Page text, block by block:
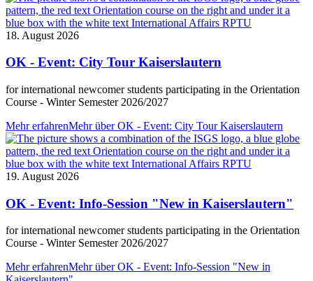
18. August 2026
OK - Event: City Tour Kaiserslautern
for international newcomer students participating in the Orientation
Course - Winter Semester 2026/2027
Mehr erfahrenMehr über OK - Event: City Tour Kaiserslautern
19. August 2026
OK - Event: Info-Session "New in Kaiserslautern"
for international newcomer students participating in the Orientation
Course - Winter Semester 2026/2027
Mehr erfahrenMehr über OK - Event: Info-Session "New in